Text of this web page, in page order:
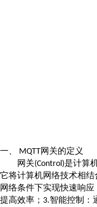
一、 MQTT网关的定义
网关(Control)是计算
它将计算机网络技术相
网络条件下实现快速响应
提高效率； 3.智能控制：